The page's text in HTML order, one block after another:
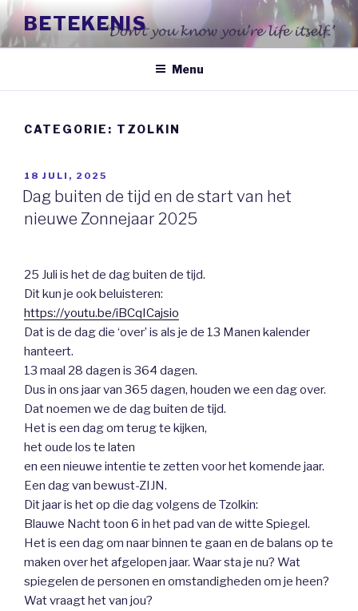
Naar
de
inhoud
BETEKENIS
Menu
CATEGORIE: TZOLKIN
GEPLAATST
OP
18 JULI, 2025
Dag buiten de tijd en de start van het
nieuwe Zonnejaar 2025
25 Juli is het de dag buiten de tijd.
Dit kun je ook beluisteren:
https://youtu.be/iBCqICajsio
Dat is de dag die ‘over’ is als je de 13 Manen kalender
hanteert.
13 maal 28 dagen is 364 dagen.
Dus in ons jaar van 365 dagen, houden we een dag over.
Dat noemen we de dag buiten de tijd.
Het is een dag om terug te kijken,
het oude los te laten
en een nieuwe intentie te zetten voor het komende jaar.
Een dag van bewust-ZIJN.
Dit jaar is het op die dag volgens de Tzolkin:
Blauwe Nacht toon 6 in het pad van de witte Spiegel.
Het is een dag om naar binnen te gaan en de balans op te
maken over het afgelopen jaar. Waar sta je nu? Wat
spiegelen de personen en omstandigheden om je heen?
Wat vraagt het van jou?